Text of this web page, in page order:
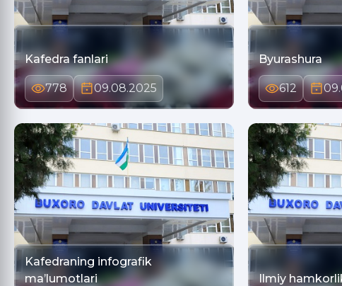
Kafedra fanlari
778 09.08.2025
Byurashura
612
Kafedraning infografik
ma’lumotlari
Ilmiy